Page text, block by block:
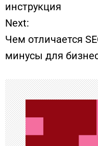
в
и
г
а
ц
и
инструкция
Next:
Чем отличается
минусы для